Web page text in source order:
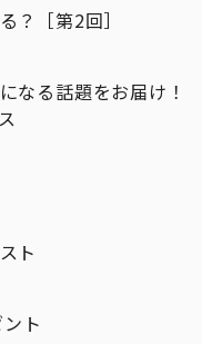
？［第2回］
なる話題をお届け！
ト
ト